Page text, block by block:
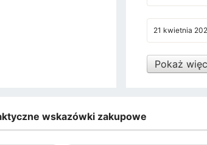
21 kwietnia
Pokaż
wskazówki zakupowe